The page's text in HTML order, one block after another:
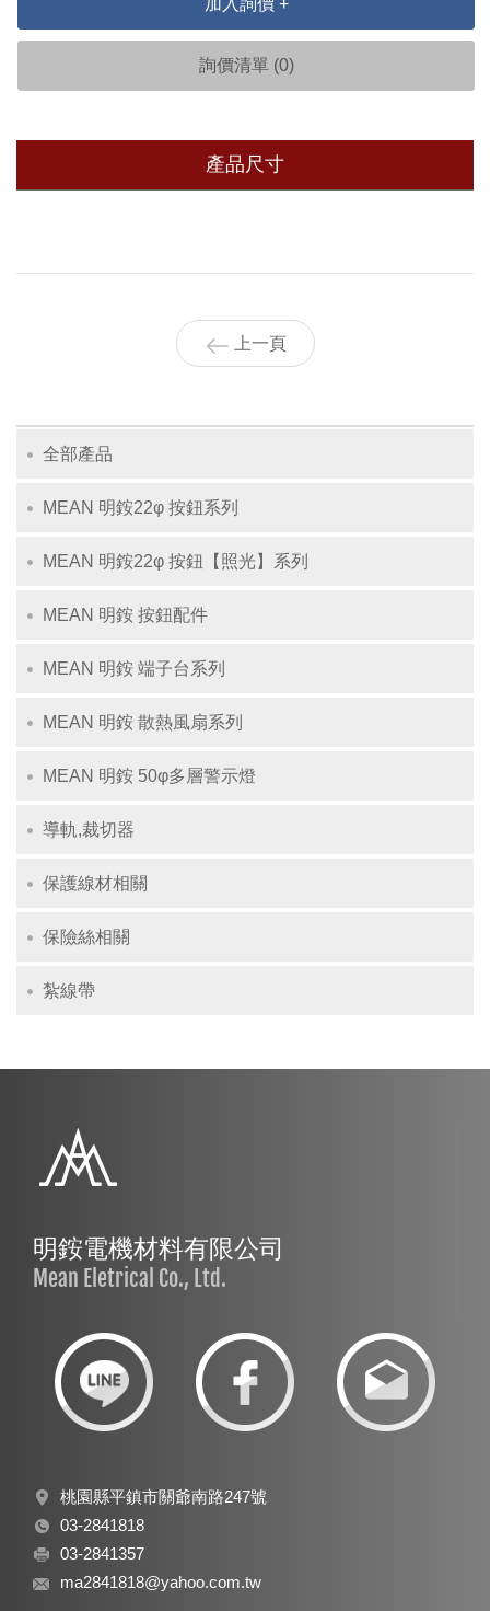
加入詢價 +
詢價清單 (0)
產品尺寸
上一頁
全部產品
MEAN 明銨22φ 按鈕系列
MEAN 明銨22φ 按鈕【照光】系列
MEAN 明銨 按鈕配件
MEAN 明銨 端子台系列
MEAN 明銨 散熱風扇系列
MEAN 明銨 50φ多層警示燈
導軌,裁切器
保護線材相關
保險絲相關
紮線帶
明銨電機材料有限公司
Mean Eletrical Co., Ltd.
桃園縣平鎮市關爺南路247號
03-2841818
03-2841357
ma2841818@yahoo.com.tw